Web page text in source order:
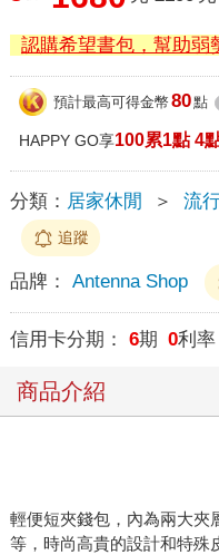
認購希望書包，幫助弱
預計最高可得金幣 80點
HAPPY GO享100累1點 4
分類： 居家休閒 ＞ 流
追蹤
品牌： Antenna Shop
信用卡分期： 6期 0利
商品介紹
輕便短夾錢包，內為兩大夾
等，時尚高貴的設計和特殊